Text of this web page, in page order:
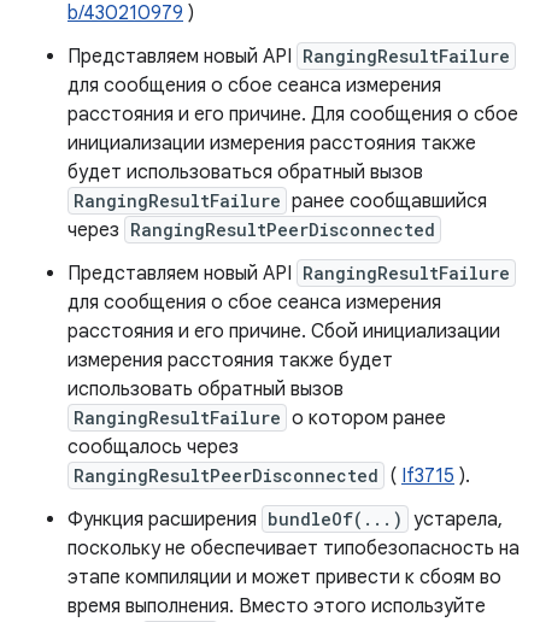
b/430210979 )
Представляем новый API RangingResultFailure
для сообщения о сбое сеанса измерения
расстояния и его причине. Для сообщения о сбое
инициализации измерения расстояния также
будет использоваться обратный вызов
RangingResultFailure ранее сообщавшийся
через RangingResultPeerDisconnected
Представляем новый API RangingResultFailure
для сообщения о сбое сеанса измерения
расстояния и его причине. Сбой инициализации
измерения расстояния также будет
использовать обратный вызов
RangingResultFailure о котором ранее
сообщалось через
RangingResultPeerDisconnected ( If3715 ).
Функция расширения bundleOf(...) устарела,
поскольку не обеспечивает типобезопасность на
этапе компиляции и может привести к сбоям во
время выполнения. Вместо этого используйте